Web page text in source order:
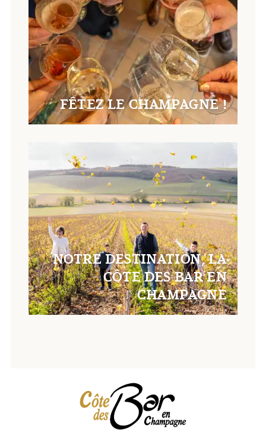
FÊTEZ LE CHAMPAGNE !
NOTRE DESTINATION, LA
CÔTE DES BAR EN
CHAMPAGNE